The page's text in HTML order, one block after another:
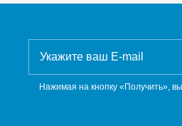
Нажимая на кнопку «Получить»,